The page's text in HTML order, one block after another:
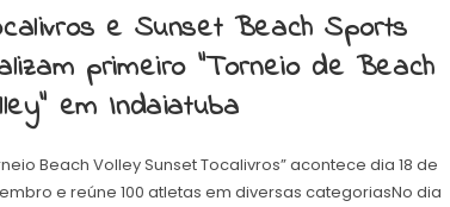
e Sunset Beach Sports
primeiro “Torneio de Beach
em Indaiatuba
Beach Volley Sunset Tocalivros” acontece dia 18 de
e reúne 100 atletas em diversas categoriasNo dia